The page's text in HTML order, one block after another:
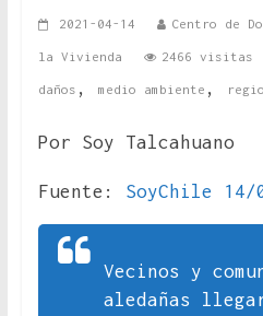
2021-04-14 Centro de
la Vivienda 2466 visitas
daños , medio ambiente ,
Por Soy Talcahuano
Fuente: SoyChile 14/
Vecinos y
aledañas